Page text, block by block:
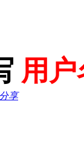
用户
享